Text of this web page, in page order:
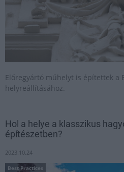
Előregyártó műhelyt is építettek a
helyreállításához.
Hol a helye a klasszikus
építészetben?
2023.10.24
Best Practices